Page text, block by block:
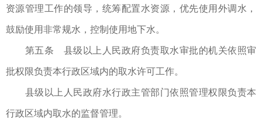
资源管理工作的领导，统筹配置水资源，优先使用外调水，
鼓励使用非常规水，控制使用地下水。
第五条 县级以上人民政府负责取水审批的机关依照审
批权限负责本行政区域内的取水许可工作。
县级以上人民政府水行政主管部门依照管理权限负责本
行政区域内取水的监督管理。